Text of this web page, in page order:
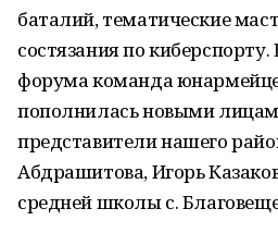
баталий, тематические
состязания по
форума команда
пополнилась новыми
представители нашего
Абдрашитова, Игорь
средней школы с.